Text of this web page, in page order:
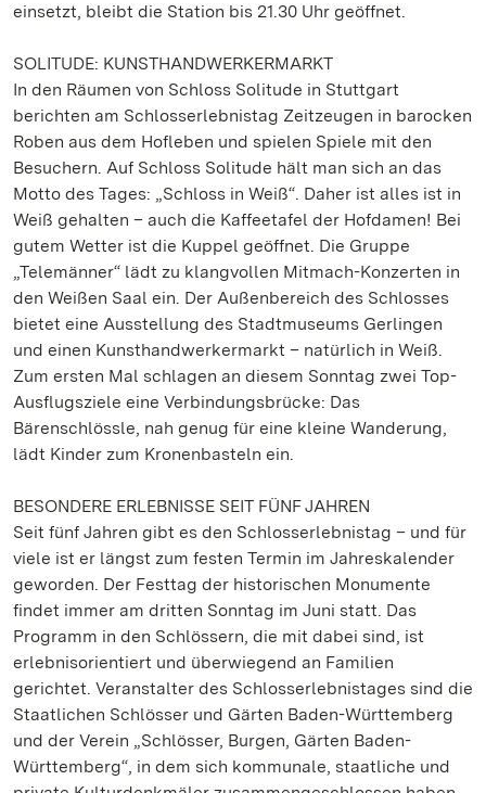
einsetzt, bleibt die Station bis 21.30 Uhr geöffnet.
SOLITUDE: KUNSTHANDWERKERMARKT
In den Räumen von Schloss Solitude in Stuttgart
berichten am Schlosserlebnistag Zeitzeugen in barocken
Roben aus dem Hofleben und spielen Spiele mit den
Besuchern. Auf Schloss Solitude hält man sich an das
Motto des Tages: „Schloss in Weiß“. Daher ist alles ist in
Weiß gehalten – auch die Kaffeetafel der Hofdamen! Bei
gutem Wetter ist die Kuppel geöffnet. Die Gruppe
„Telemänner“ lädt zu klangvollen Mitmach-Konzerten in
den Weißen Saal ein. Der Außenbereich des Schlosses
bietet eine Ausstellung des Stadtmuseums Gerlingen
und einen Kunsthandwerkermarkt – natürlich in Weiß.
Zum ersten Mal schlagen an diesem Sonntag zwei Top-
Ausflugsziele eine Verbindungsbrücke: Das
Bärenschlössle, nah genug für eine kleine Wanderung,
lädt Kinder zum Kronenbasteln ein.
BESONDERE ERLEBNISSE SEIT FÜNF JAHREN
Seit fünf Jahren gibt es den Schlosserlebnistag – und für
viele ist er längst zum festen Termin im Jahreskalender
geworden. Der Festtag der historischen Monumente
findet immer am dritten Sonntag im Juni statt. Das
Programm in den Schlössern, die mit dabei sind, ist
erlebnisorientiert und überwiegend an Familien
gerichtet. Veranstalter des Schlosserlebnistages sind die
Staatlichen Schlösser und Gärten Baden-Württemberg
und der Verein „Schlösser, Burgen, Gärten Baden-
Württemberg“, in dem sich kommunale, staatliche und